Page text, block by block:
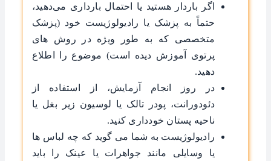
اگر باردار هستید یا احتمال بارداری می‌دهید،
حتماً به پزشک یا رادیولوژیست خود (پزشک
متخصصی که به ‌طور ویژه در روش ‌های
پرتوی آموزش دیده است) موضوع را اطلاع
دهید.
در روز انجام آزمایش، از استفاده از
دئودورانت، پودر تالک یا لوسیون زیر بغل یا
ناحیه پستان خودداری کنید.
رادیولوژیست به شما می‌ گوید که چه لباس ‌ها
یا وسایلی مانند جواهرات یا عینک را باید